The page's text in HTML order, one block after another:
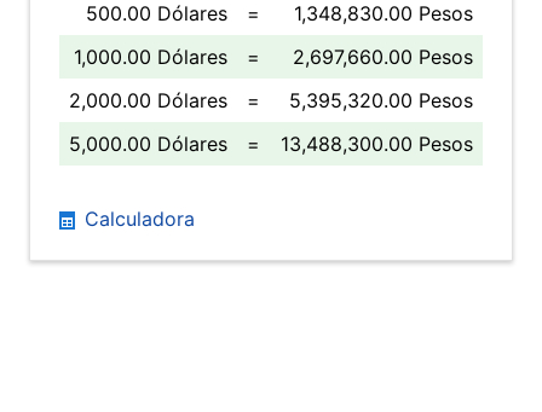
500.00 Dólares
=
1,348,830.00 Pesos
1,000.00 Dólares
=
2,697,660.00 Pesos
2,000.00 Dólares
=
5,395,320.00 Pesos
5,000.00 Dólares
= 13,488,300.00 Pesos
Calculadora